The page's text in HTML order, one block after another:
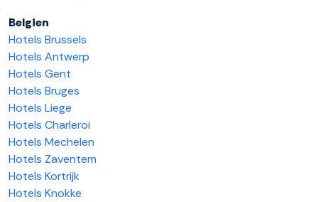
Belgien
Hotels Brussels
Hotels Antwerp
Hotels Gent
Hotels Bruges
Hotels Liege
Hotels Charleroi
Hotels Mechelen
Hotels Zaventem
Hotels Kortrijk
Hotels Knokke